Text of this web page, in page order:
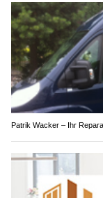
Patrik Wacker – Ihr